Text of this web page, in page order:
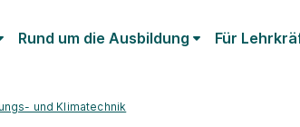
Rund um die Ausbildung Für
und Klimatechnik